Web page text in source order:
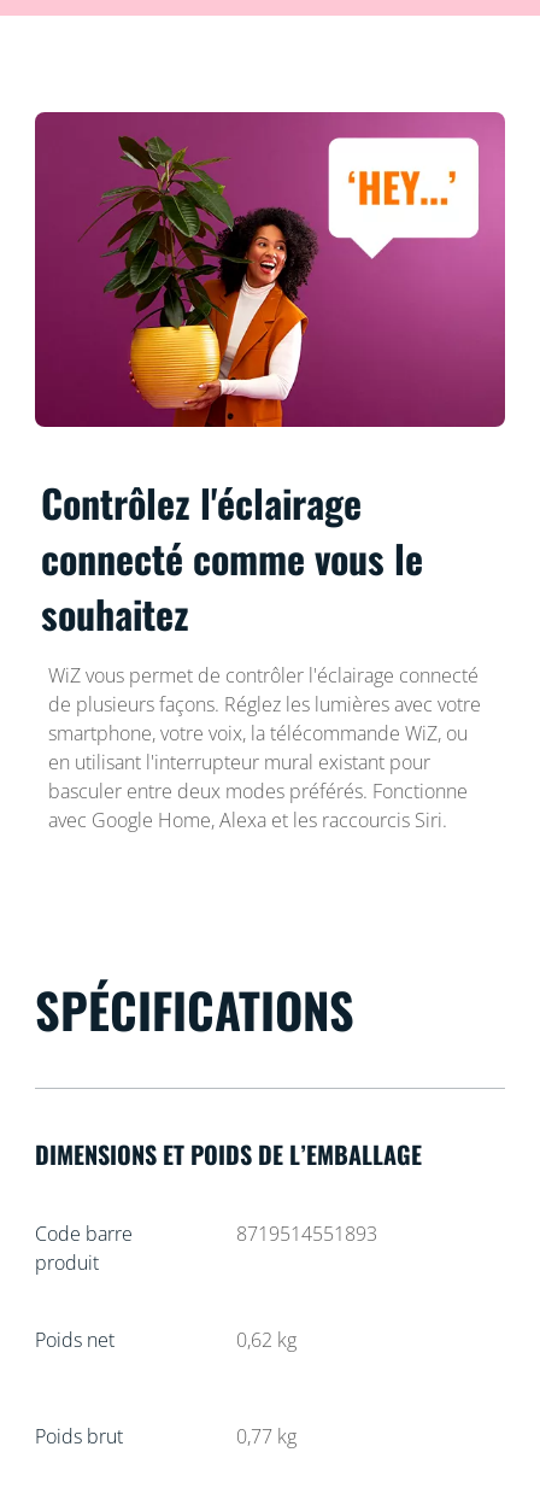
Contrôlez l'éclairage
connecté comme vous le
souhaitez
WiZ vous permet de contrôler l'éclairage connecté
de plusieurs façons. Réglez les lumières avec votre
smartphone, votre voix, la télécommande WiZ, ou
en utilisant l'interrupteur mural existant pour
basculer entre deux modes préférés. Fonctionne
avec Google Home, Alexa et les raccourcis Siri.
SPÉCIFICATIONS
DIMENSIONS ET POIDS DE L’EMBALLAGE
Code barre
produit
8719514551893
Poids net 0,62 kg
Poids brut 0,77 kg